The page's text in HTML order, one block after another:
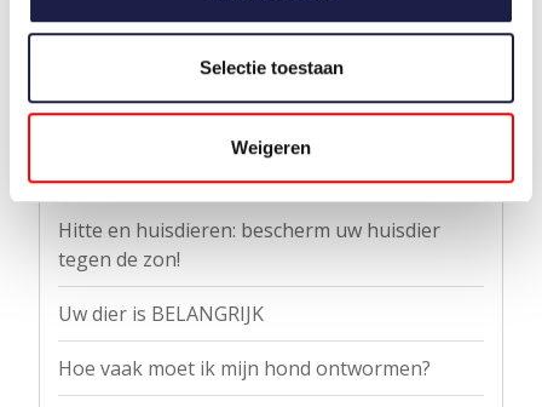
Selectie toestaan
Weigeren
Hitte en huisdieren: bescherm uw huisdier
tegen de zon!
Uw dier is BELANGRIJK
Hoe vaak moet ik mijn hond ontwormen?